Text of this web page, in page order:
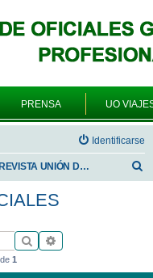
PRENSA UO
Identificarse
REVISTA UNIÓN DE OFICIALES
r
Buscar
1